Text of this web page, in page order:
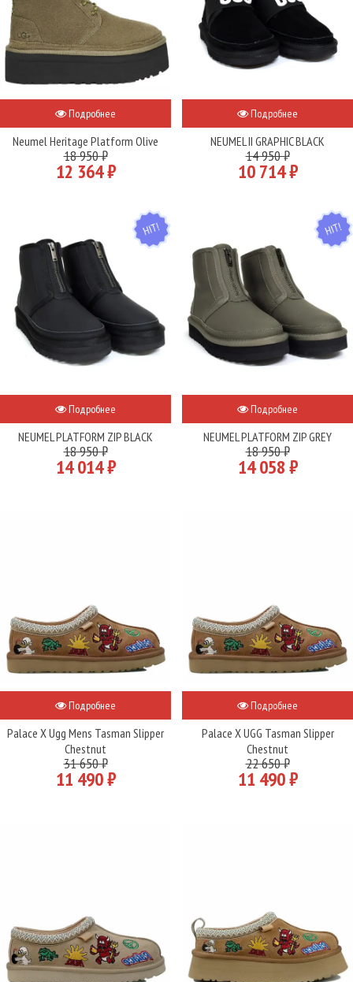
Подробнее
Neumel Heritage Platform Olive
18 950 ₽
12 364 ₽
Подробнее
NEUMEL II GRAPHIC BLACK
14 950 ₽
10 714 ₽
HIT
Подробнее
NEUMEL PLATFORM ZIP BLACK
18 950 ₽
14 014 ₽
HIT
Подробнее
NEUMEL PLATFORM ZIP GREY
18 950 ₽
14 058 ₽
Подробнее
Palace X Ugg Mens Tasman Slipper
Chestnut
31 650 ₽
11 490 ₽
Подробнее
Palace X UGG Tasman Slipper
Chestnut
22 650 ₽
11 490 ₽